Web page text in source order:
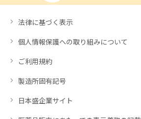
法律に基づく表示
個人情報保護への取り組みについて
ご利用規約
製造所固有記号
日本盛企業サイト